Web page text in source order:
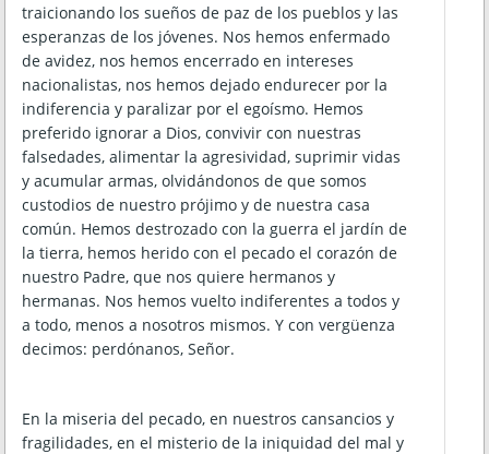
traicionando los sueños de paz de los pueblos y las
esperanzas de los jóvenes. Nos hemos enfermado
de avidez, nos hemos encerrado en intereses
nacionalistas, nos hemos dejado endurecer por la
indiferencia y paralizar por el egoísmo. Hemos
preferido ignorar a Dios, convivir con nuestras
falsedades, alimentar la agresividad, suprimir vidas
y acumular armas, olvidándonos de que somos
custodios de nuestro prójimo y de nuestra casa
común. Hemos destrozado con la guerra el jardín de
la tierra, hemos herido con el pecado el corazón de
nuestro Padre, que nos quiere hermanos y
hermanas. Nos hemos vuelto indiferentes a todos y
a todo, menos a nosotros mismos. Y con vergüenza
decimos: perdónanos, Señor.
En la miseria del pecado, en nuestros cansancios y
fragilidades, en el misterio de la iniquidad del mal y